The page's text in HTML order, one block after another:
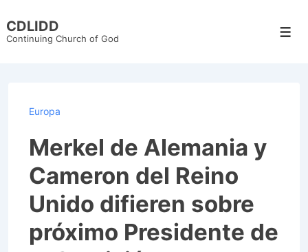
Skip
CDLIDD
Continuing Church of God
Europa
Merkel de Alemania y
Cameron del Reino
Unido difieren sobre
próximo Presidente de